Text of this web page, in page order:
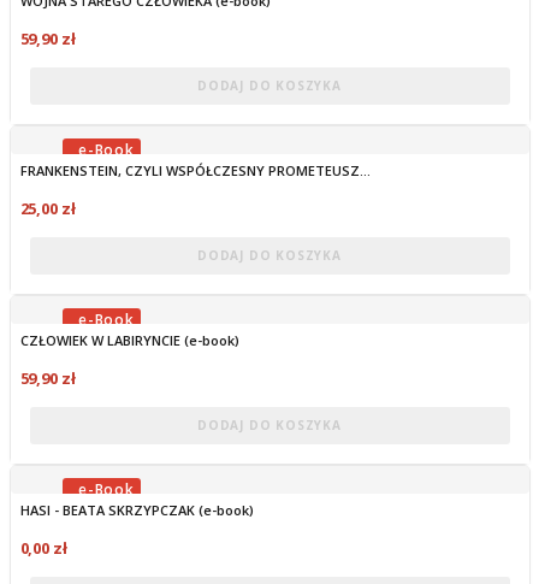
59,90 zł
DODAJ DO KOSZYKA
OBECNIE BRAK NA STANIE
FRANKENSTEIN, CZYLI WSPÓŁCZESNY PROMETEUSZ...
25,00 zł
DODAJ DO KOSZYKA
OBECNIE BRAK NA STANIE
CZŁOWIEK W LABIRYNCIE (e-book)
59,90 zł
DODAJ DO KOSZYKA
OBECNIE BRAK NA STANIE
HASI - BEATA SKRZYPCZAK (e-book)
0,00 zł